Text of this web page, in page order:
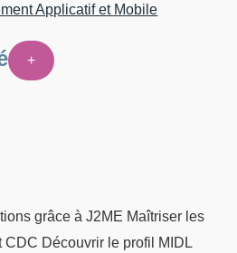
Applicatif et Mobile
+
grâce à J2ME Maîtriser les
Découvrir le profil MIDL